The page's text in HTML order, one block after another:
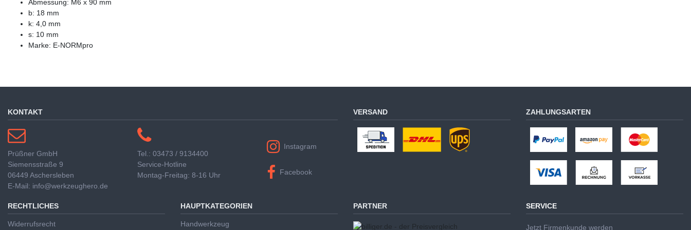
Abmessung: M6 x 90 mm
b: 18 mm
k: 4,0 mm
s: 10 mm
Marke: E-NORMpro
KONTAKT
Prüßner GmbH
Siemensstraße 9
06449 Aschersleben
E-Mail: info@werkzeughero.de
Tel.: 03473 / 9134400
Service-Hotline
Montag-Freitag: 8-16 Uhr
Instagram
Facebook
VERSAND ZAHLUNGSARTEN
RECHTLICHES
Widerrufsrecht
HAUPTKATEGORIEN
Handwerkzeug
PARTNER SERVICE
Jetzt Firmenkunde werden